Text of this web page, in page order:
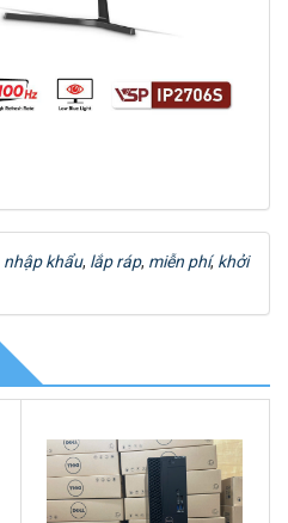
nhập khẩu, lắp ráp, miễn phí,khởi